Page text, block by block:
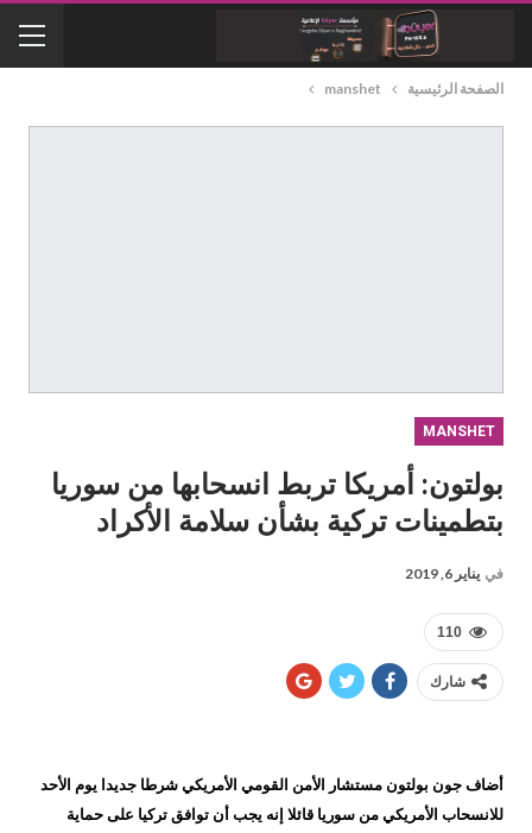
الصفحة الرئيسية manshet
MANSHET
بولتون: أمريكا تربط انسحابها من سوريا
بتطمينات تركية بشأن سلامة الأكراد
في يناير 6, 2019
110
شارك
أضاف جون بولتون مستشار الأمن القومي الأمريكي شرطا جديدا يوم الأحد
للانسحاب الأمريكي من سوريا قائلا إنه يجب أن توافق تركيا على حماية